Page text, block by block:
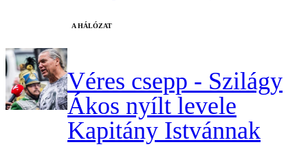
A HÁLÓZAT
Véres csepp - Szilágy
Ákos nyílt levele
Kapitány Istvánnak